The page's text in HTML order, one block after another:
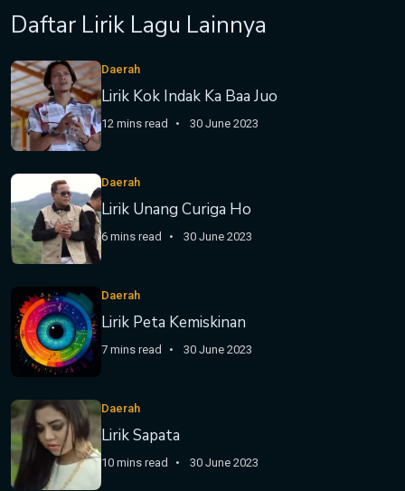
Daftar Lirik Lagu Lainnya
Daerah
Lirik Kok Indak Ka Baa Juo
12 mins read 30 June 2023
Daerah
Lirik Unang Curiga Ho
6 mins read 30 June 2023
Daerah
Lirik Peta Kemiskinan
7 mins read 30 June 2023
Daerah
Lirik Sapata
10 mins read 30 June 2023